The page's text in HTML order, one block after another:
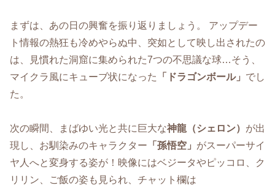
まずは、あの日の興奮を振り返りましょう。 アップデー
ト情報の熱狂も冷めやらぬ中、突如として映し出されたの
は、見慣れた洞窟に集められた7つの不思議な球…そう、
マイクラ風にキューブ状になった
「ドラゴンボール」 でし
た。
次の瞬間、まばゆい光と共に巨大な神龍（シェロン） が出
現し、お馴染みのキャラクター 「孫悟空」 がスーパーサイ
ヤ人へと変身する姿が！映像にはベジータやピッコロ、ク
リリン、ご飯の姿も見られ、チャット欄は